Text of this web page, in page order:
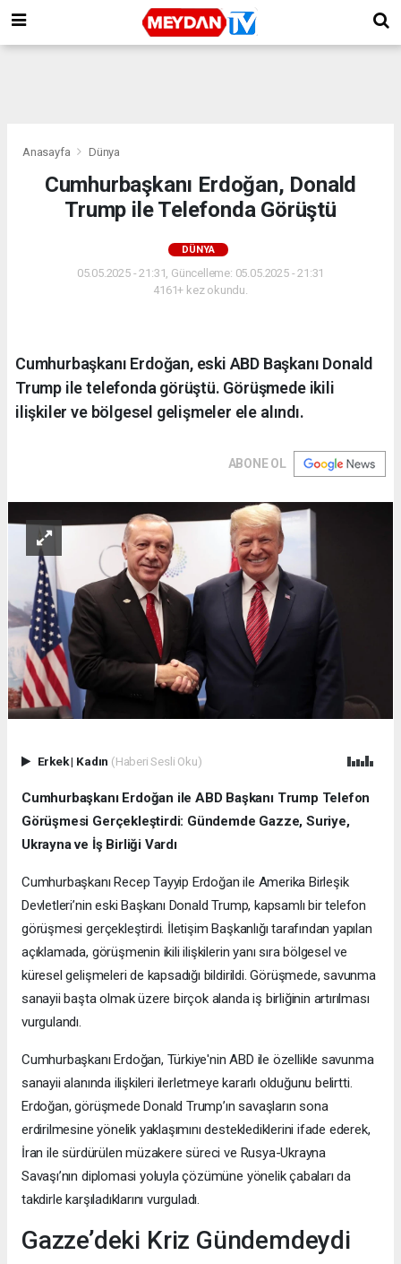
Anasayfa Dünya
Cumhurbaşkanı Erdoğan, Donald
Trump ile Telefonda Görüştü
DÜNYA
05.05.2025 - 21:31, Güncelleme: 05.05.2025 - 21:31
4161+ kez okundu.
Cumhurbaşkanı Erdoğan, eski ABD Başkanı Donald
Trump ile telefonda görüştü. Görüşmede ikili
ilişkiler ve bölgesel gelişmeler ele alındı.
ABONE OL
Erkek| Kadın (Haberi Sesli Oku)
Cumhurbaşkanı Erdoğan ile ABD Başkanı Trump Telefon
Görüşmesi Gerçekleştirdi: Gündemde Gazze, Suriye,
Ukrayna ve İş Birliği Vardı
Cumhurbaşkanı Recep Tayyip Erdoğan ile Amerika Birleşik
Devletleri’nin eski Başkanı Donald Trump, kapsamlı bir telefon
görüşmesi gerçekleştirdi. İletişim Başkanlığı tarafından yapılan
açıklamada, görüşmenin ikili ilişkilerin yanı sıra bölgesel ve
küresel gelişmeleri de kapsadığı bildirildi. Görüşmede, savunma
sanayii başta olmak üzere birçok alanda iş birliğinin artırılması
vurgulandı.
Cumhurbaşkanı Erdoğan, Türkiye'nin ABD ile özellikle savunma
sanayii alanında ilişkileri ilerletmeye kararlı olduğunu belirtti.
Erdoğan, görüşmede Donald Trump’ın savaşların sona
erdirilmesine yönelik yaklaşımını desteklediklerini ifade ederek,
İran ile sürdürülen müzakere süreci ve Rusya-Ukrayna
Savaşı’nın diplomasi yoluyla çözümüne yönelik çabaları da
takdirle karşıladıklarını vurguladı.
Gazze’deki Kriz Gündemdeydi